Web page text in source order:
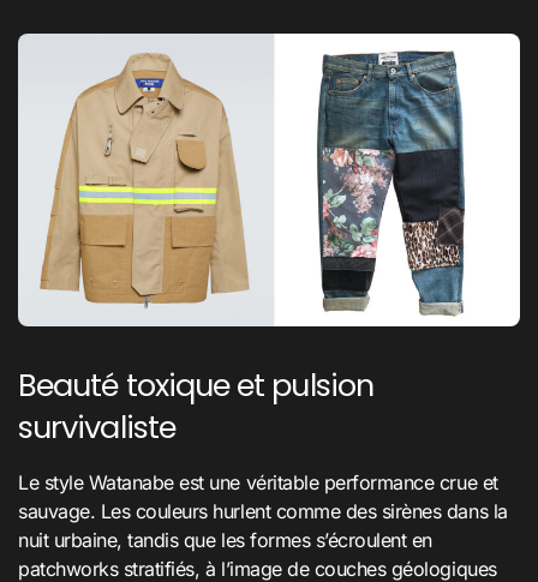
Beauté toxique et pulsion
survivaliste
Le style Watanabe est une véritable performance crue et
sauvage. Les couleurs hurlent comme des sirènes dans la
nuit urbaine, tandis que les formes s’écroulent en
patchworks stratifiés, à l’image de couches géologiques